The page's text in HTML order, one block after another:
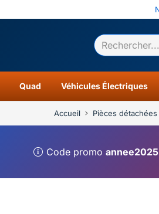
Quad Véhicules Électriques
Accueil Pièces détachées
Code promoannee2025
Résultats 0